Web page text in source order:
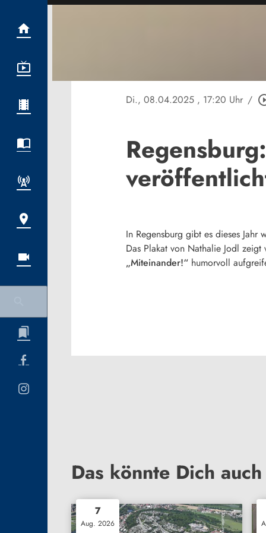
Di., 08.04.2025 , 17:20 Uhr /
In Regensburg gibt es dieses
Das Plakat von Nathalie Jodl
„Miteinander!“ humorvoll
Das könnte Dich
7
Aug. 2026